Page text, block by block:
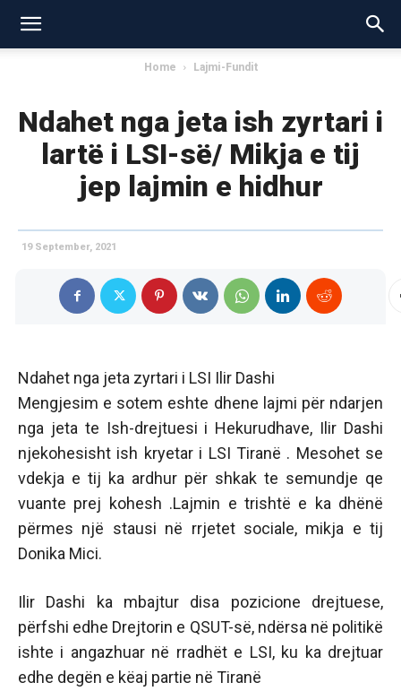
Home Lajmi-Fundit
Ndahet nga jeta ish zyrtari i
lartë i LSI-së/ Mikja e tij
jep lajmin e hidhur
19 September, 2021
Ndahet nga jeta zyrtari i LSI Ilir Dashi
Mengjesim e sotem eshte dhene lajmi për ndarjen
nga jeta te Ish-drejtuesi i Hekurudhave, Ilir Dashi
njekohesisht ish kryetar i LSI Tiranë . Mesohet se
vdekja e tij ka ardhur për shkak te semundje qe
vuante prej kohesh .Lajmin e trishtë e ka dhënë
përmes një stausi në rrjetet sociale, mikja e tij
Donika Mici.
Ilir Dashi ka mbajtur disa pozicione drejtuese,
përfshi edhe Drejtorin e QSUT-së, ndërsa në politikë
ishte i angazhuar në rradhët e LSI, ku ka drejtuar
edhe degën e këaj partie në Tiranë